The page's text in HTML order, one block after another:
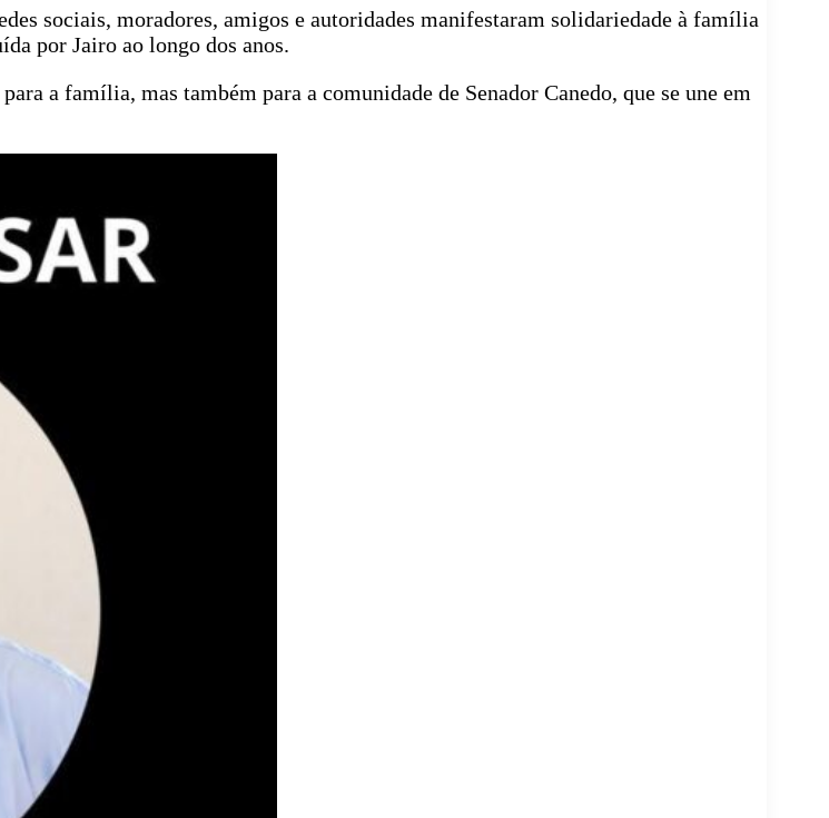
sociais, moradores, amigos e autoridades manifestaram solidariedade à família
por Jairo ao longo dos anos.
a família, mas também para a comunidade de Senador Canedo, que se une em